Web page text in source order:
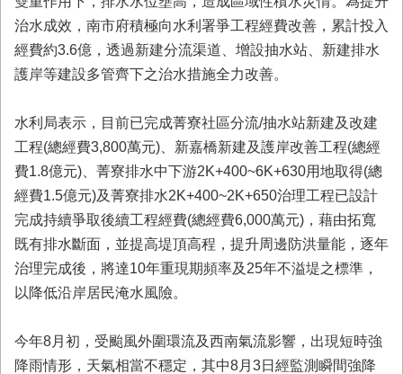
首
頁
市
府
頁
治水成效，南市府積極向水利署爭工程經費改善，累計投入
經費約3.6億，透過新建分流渠道、增設抽水站、新建排水
護岸等建設多管齊下之治水措施全力改善。
水利局表示，目前已完成菁寮社區分流/抽水站新建及改建
工程(總經費3,800萬元)、新嘉橋新建及護岸改善工程(總經
費1.8億元)、菁寮排水中下游2K+400~6K+630用地取得(總
經費1.5億元)及菁寮排水2K+400~2K+650治理工程已設計
完成持續爭取後續工程經費(總經費6,000萬元)，藉由拓寬
既有排水斷面，並提高堤頂高程，提升周邊防洪量能，逐年
治理完成後，將達10年重現期頻率及25年不溢堤之標準，
以降低沿岸居民淹水風險。
今年8月初，受颱風外圍環流及西南氣流影響，出現短時強
降雨情形，天氣相當不穩定，其中8月3日經監測瞬間強降